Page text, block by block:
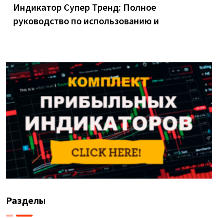
Индикатор Супер Тренд: Полное
руководство по использованию и
Разделы